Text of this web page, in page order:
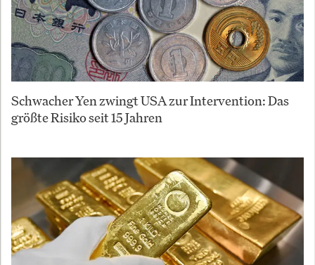
Schwacher Yen zwingt USA zur Intervention: Das
größte Risiko seit 15 Jahren